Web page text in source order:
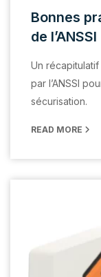
Bonnes
de l’ANSSI
Un
par l’ANSSI
sécurisation.
READ MORE